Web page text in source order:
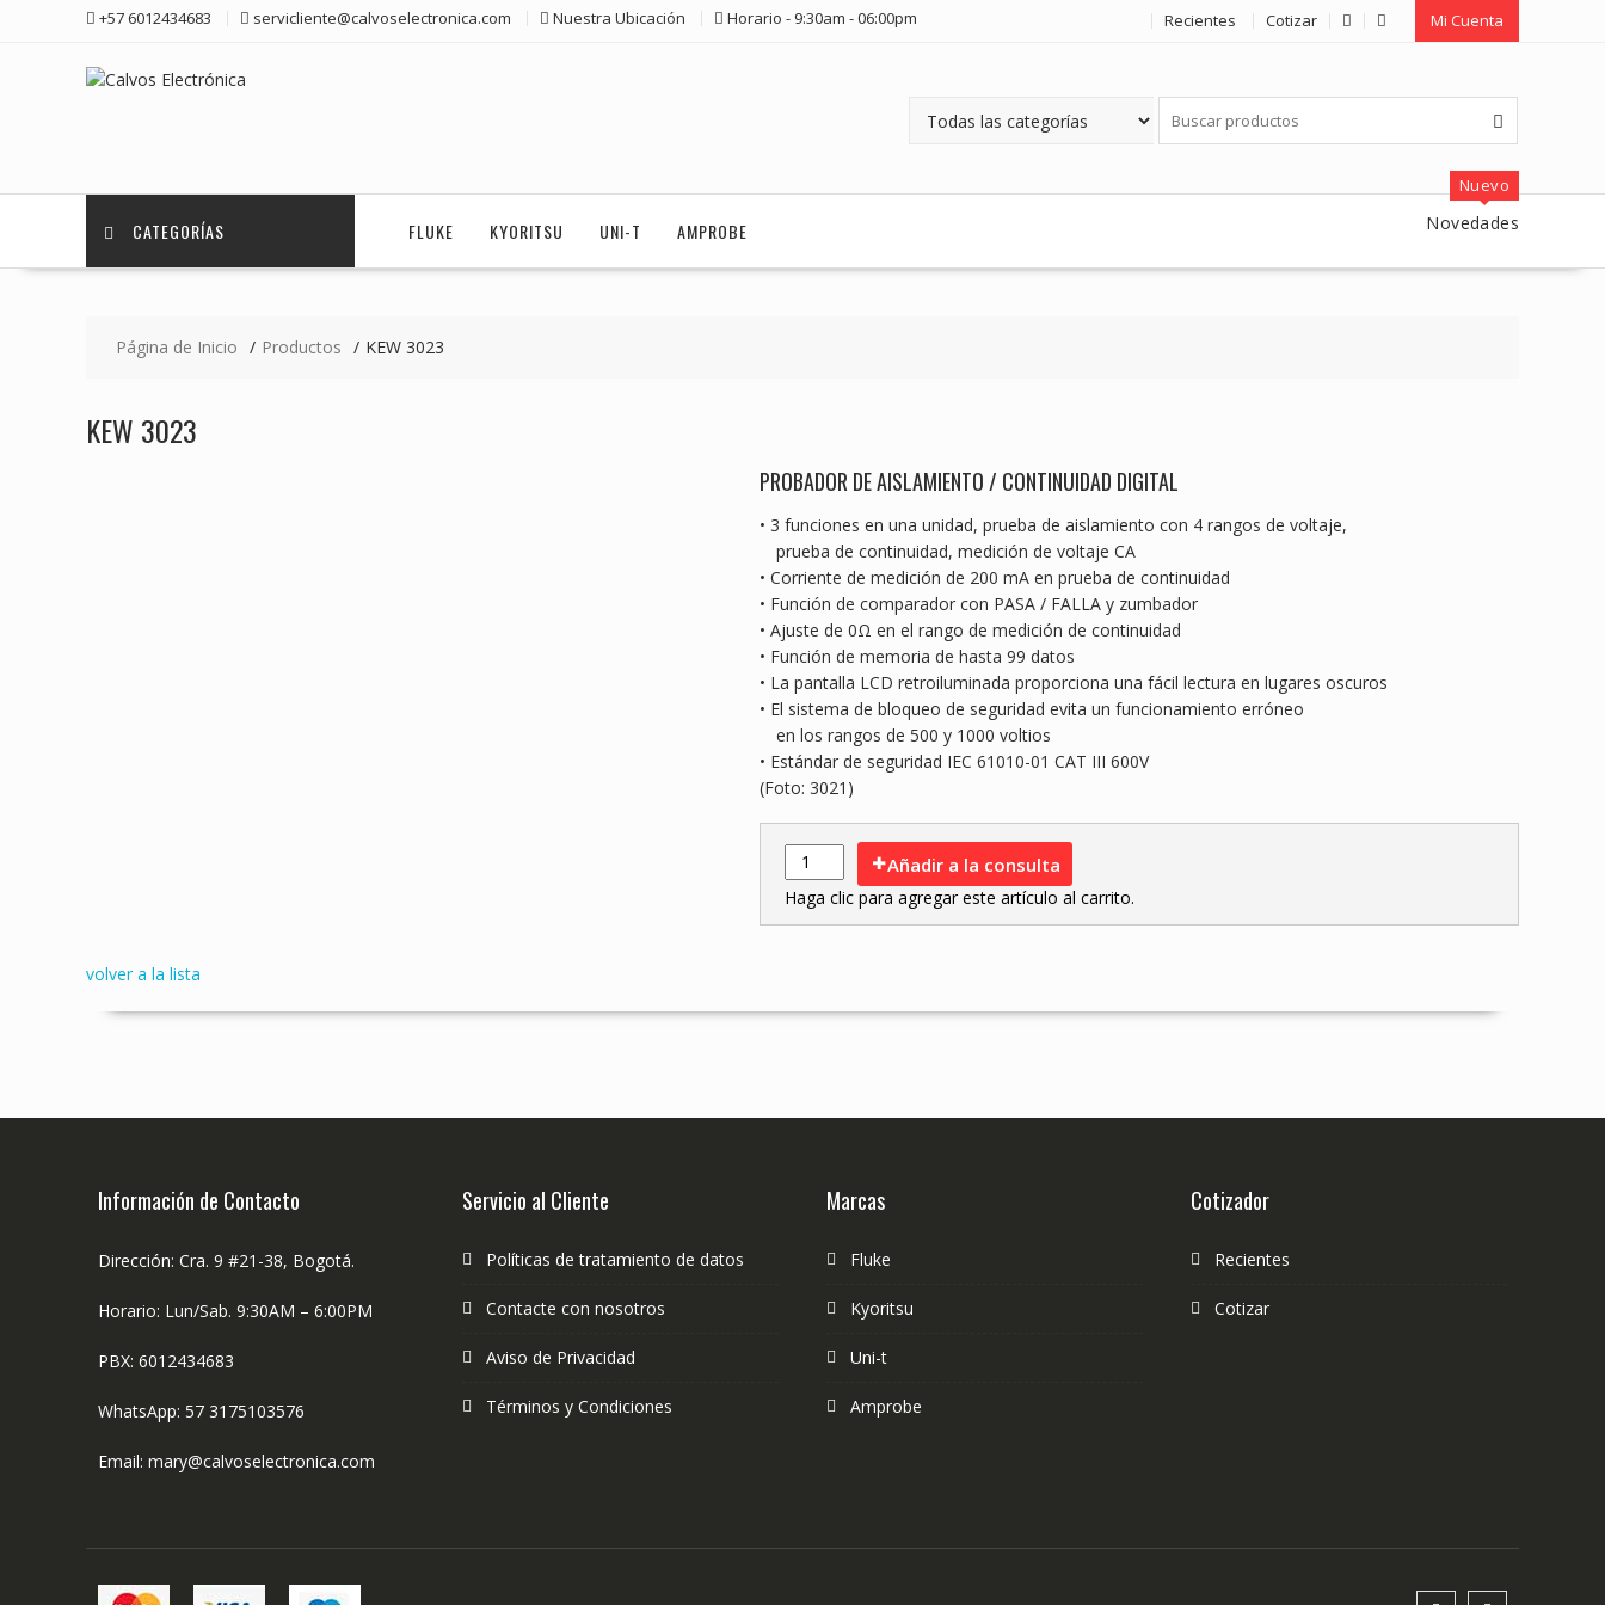
+57 6012434683 servicliente@calvoselectronica.com Nuestra Ubicación Horario - 9:30am - 06:00pm Recientes Cotizar Mi Cuenta
CATEGORÍAS FLUKE KYORITSU UNI-T AMPROBE
Nuevo
Novedades
Página de Inicio Productos KEW 3023
KEW 3023
PROBADOR DE AISLAMIENTO / CONTINUIDAD DIGITAL
• 3 funciones en una unidad, prueba de aislamiento con 4 rangos de voltaje,
prueba de continuidad, medición de voltaje CA
• Corriente de medición de 200 mA en prueba de continuidad
• Función de comparador con PASA / FALLA y zumbador
• Ajuste de 0Ω en el rango de medición de continuidad
• Función de memoria de hasta 99 datos
• La pantalla LCD retroiluminada proporciona una fácil lectura en lugares oscuros
• El sistema de bloqueo de seguridad evita un funcionamiento erróneo
en los rangos de 500 y 1000 voltios
• Estándar de seguridad IEC 61010-01 CAT III 600V
(Foto: 3021)
Añadir a la consulta
Haga clic para agregar este artículo al carrito.
volver a la lista
Información de Contacto
Dirección: Cra. 9 #21-38, Bogotá.
Horario: Lun/Sab. 9:30AM – 6:00PM
PBX: 6012434683
WhatsApp: 57 3175103576
Email: mary@calvoselectronica.com
Servicio al Cliente
Políticas de tratamiento de datos
Contacte con nosotros
Aviso de Privacidad
Términos y Condiciones
Marcas
Fluke
Kyoritsu
Uni-t
Amprobe
Cotizador
Recientes
Cotizar